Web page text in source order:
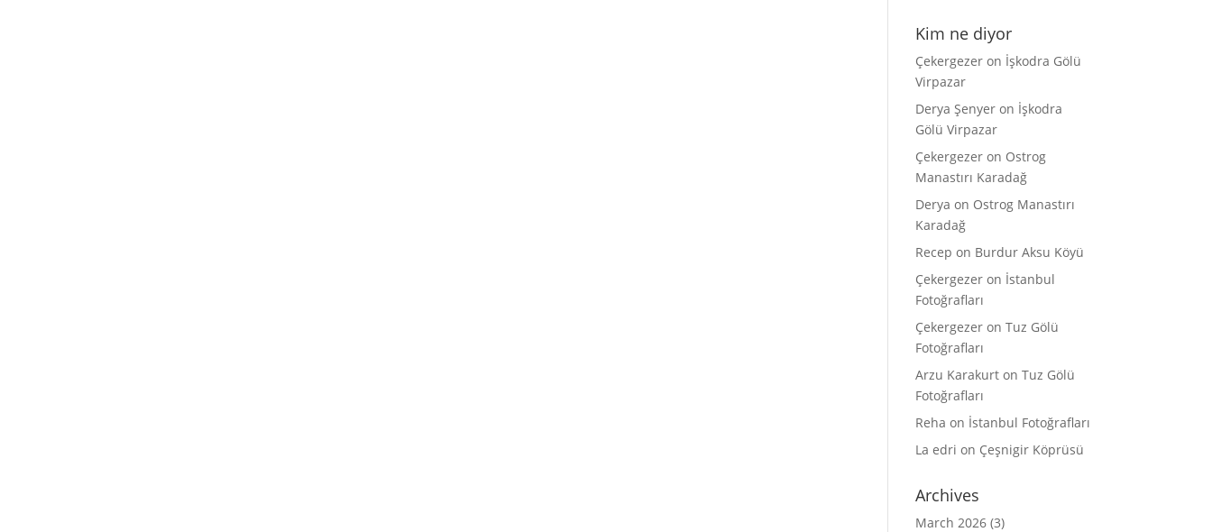
Kim ne diyor
Çekergezer on İşkodra Gölü
Virpazar
Derya Şenyer on İşkodra
Gölü Virpazar
Çekergezer on Ostrog
Manastırı Karadağ
Derya on Ostrog Manastırı
Karadağ
Recep on Burdur Aksu Köyü
Çekergezer on İstanbul
Fotoğrafları
Çekergezer onTuz Gölü
Fotoğrafları
Arzu Karakurt onTuz Gölü
Fotoğrafları
Reha on İstanbul Fotoğrafları
La edri on Çeşnigir Köprüsü
Archives
March 2026 (3)